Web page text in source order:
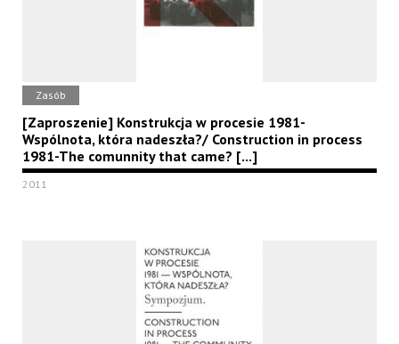
Zasób
[Zaproszenie] Konstrukcja w procesie 1981-
Wspólnota, która nadeszła?/ Construction in process
1981-The comunnity that came? [...]
2011